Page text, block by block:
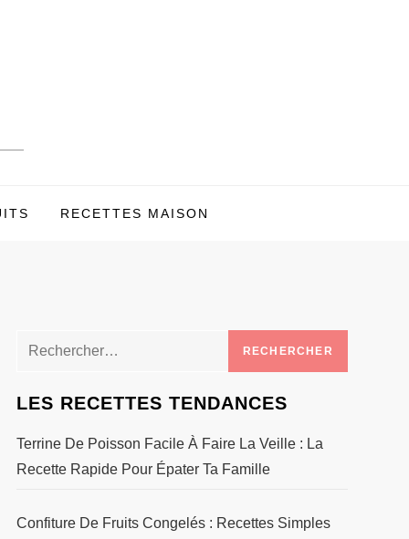
RECETTES MAISON
Rechercher :
LES RECETTES TENDANCES
Terrine De Poisson Facile À Faire La Veille : La
Recette Rapide Pour Épater Ta Famille
Confiture De Fruits Congelés : Recettes Simples